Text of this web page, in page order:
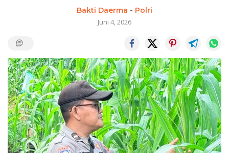
Bakti Daerma - Polri
Juni 4, 2026